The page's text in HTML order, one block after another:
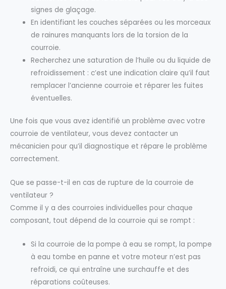
signes de glaçage.
En identifiant les couches séparées ou les morceaux
de rainures manquants lors de la torsion de la
courroie.
Recherchez une saturation de l’huile ou du liquide de
refroidissement : c’est une indication claire qu’il faut
remplacer l’ancienne courroie et réparer les fuites
éventuelles.
Une fois que vous avez identifié un problème avec votre
courroie de ventilateur, vous devez contacter un
mécanicien pour qu’il diagnostique et répare le problème
correctement.
Que se passe-t-il en cas de rupture de la courroie de
ventilateur ?
Comme il y a des courroies individuelles pour chaque
composant, tout dépend de la courroie qui se rompt :
Si la courroie de la pompe à eau se rompt, la pompe
à eau tombe en panne et votre moteur n’est pas
refroidi, ce qui entraîne une surchauffe et des
réparations coûteuses.